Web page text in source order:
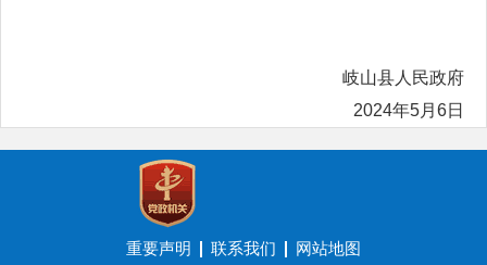
岐山县人民政府
2024年5月6日
重要声明 联系我们 网站地图